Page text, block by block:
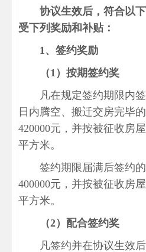
协议生效后，符合以
受下列奖励和补贴：
1、签约奖励
（1）按期签约奖
凡在规定签约期限内
日内腾空、搬迁交房完毕
420000元，并按被征收房
平方米。
签约期限届满后签约
400000元，并按被征收房
平方米。
（2）配合签约奖
凡签约并在协议生效